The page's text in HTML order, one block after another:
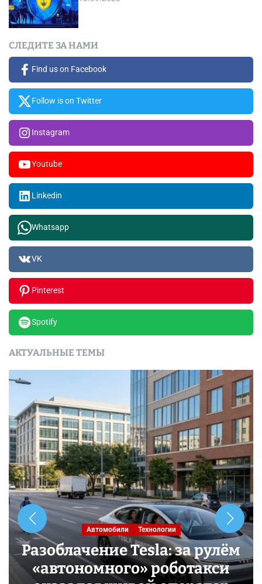
СЛЕДИТЕ ЗА НАМИ
Find us on Facebook
Follow is on Twitter
Instagram
Youtube
Linkedin
Whatsapp
VK
Pinterest
Spotify
АКТУАЛЬНЫЕ ТЕМЫ
Автомобили Технологии
Разоблачение Tesla: за рулём
«автономного» роботакси